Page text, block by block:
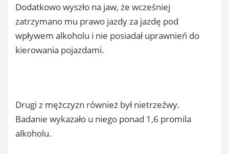
Dodatkowo wyszło na jaw, że wcześniej
zatrzymano mu prawo jazdy za jazdę pod
wpływem alkoholu i nie posiadał uprawnień do
kierowania pojazdami.
Drugi z mężczyzn również był nietrzeźwy.
Badanie wykazało u niego ponad 1,6 promila
alkoholu.